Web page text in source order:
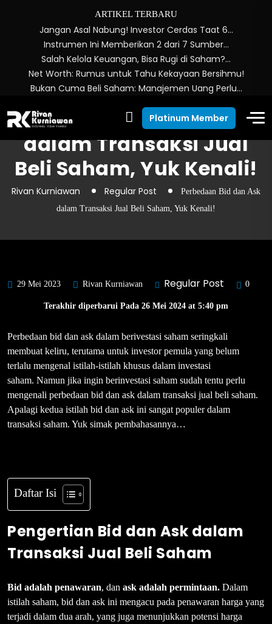
ARTIKEL TERBARU
Jangan Asal Nabung! Investor Cerdas Taat 6…
Instrumen Ini Memberikan 2 dari 7 Sumber…
Salah Kelola Keuangan, Bisa Rugi di Saham?…
Net Worth: Rumus untuk Tahu Kekayaan Bersihmu!
Bukan Cuma Beli Saham: Manajemen Uang Perlu…
Platinum Member
Perbedaan Bid dan Ask
dalam Transaksi Jual
Beli Saham, Yuk Kenali!
Rivan Kurniawan Regular Post
Perbedaan Bid dan Ask
dalam Transaksi Jual Beli Saham, Yuk Kenali!
29 Mei 2023 Rivan Kurniawan Regular Post 0
Terakhir diperbarui Pada 26 Mei 2024 at 5:40 pm
Perbedaan bid dan ask dalam berivestasi saham seringkali
membuat keliru, terutama untuk investor pemula yang belum
terlalu mengenal istilah-istilah khusus dalam investasi
saham. Namun jika ingin berinvestasi saham sudah tentu perlu
mengenali perbedaan bid dan ask dalam transaksi jual beli saham.
Apalagi kedua istilah bid dan ask ini sangat populer dalam
transaksi saham. Yuk simak pembahasannya…
Daftar Isi
Pengertian Bid dan Ask dalam
Transaksi Jual Beli Saham
Bid adalah penawaran, dan ask adalah permintaan. Dalam
istilah saham, bid dan ask ini mengacu pada penawaran harga yang
terjadi dalam dua arah, yang juga menunjukkan potensi harga